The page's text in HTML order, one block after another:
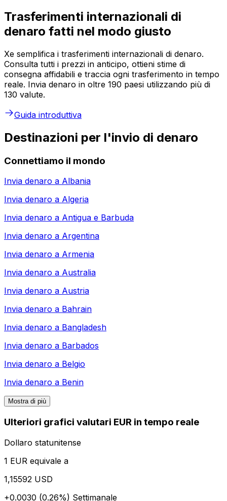
Trasferimenti internazionali di
denaro fatti nel modo giusto
Xe semplifica i trasferimenti internazionali di denaro.
Consulta tutti i prezzi in anticipo, ottieni stime di
consegna affidabili e traccia ogni trasferimento in tempo
reale. Invia denaro in oltre 190 paesi utilizzando più di
130 valute.
Guida introduttiva
Destinazioni per l'invio di denaro
Connettiamo il mondo
Invia denaro a Albania
Invia denaro a Algeria
Invia denaro a Antigua e Barbuda
Invia denaro a Argentina
Invia denaro a Armenia
Invia denaro a Australia
Invia denaro a Austria
Invia denaro a Bahrain
Invia denaro a Bangladesh
Invia denaro a Barbados
Invia denaro a Belgio
Invia denaro a Benin
Mostra di più
Ulteriori grafici valutari EUR in tempo reale
Dollaro statunitense
1 EUR equivale a
1,15592 USD
+0.0030 (0.26%) Settimanale